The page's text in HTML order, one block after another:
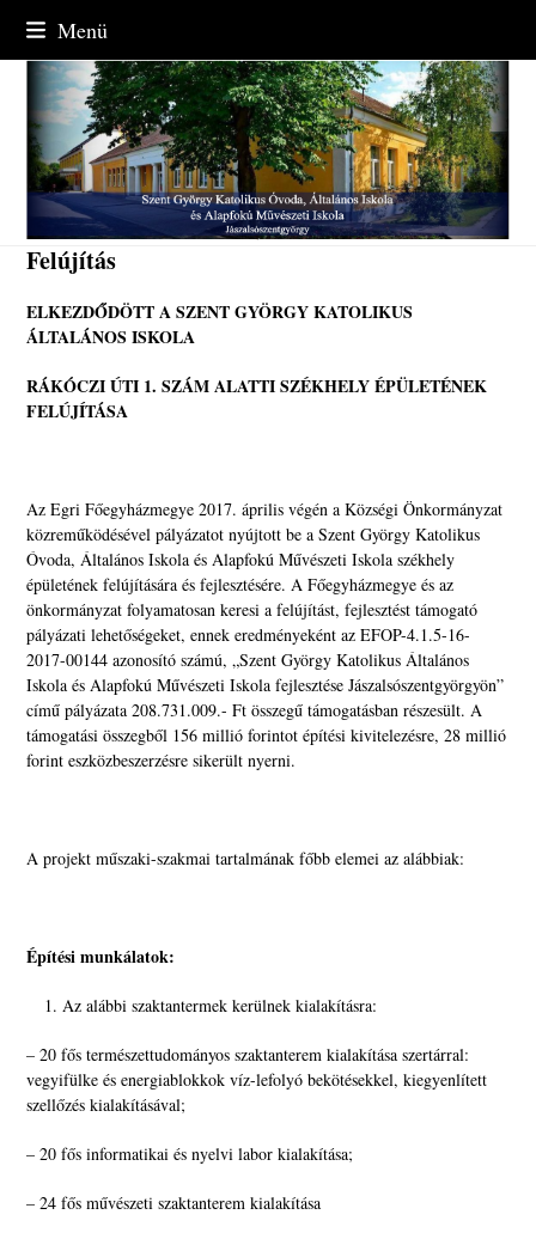
content
Menü
Felújítás
ELKEZDŐDÖTT A SZENT GYÖRGY KATOLIKUS
ÁLTALÁNOS ISKOLA
RÁKÓCZI ÚTI 1. SZÁM ALATTI SZÉKHELY ÉPÜLETÉNEK
FELÚJÍTÁSA
Az Egri Főegyházmegye 2017. április végén a Községi Önkormányzat
közreműködésével pályázatot nyújtott be a Szent György Katolikus
Óvoda, Általános Iskola és Alapfokú Művészeti Iskola székhely
épületének felújítására és fejlesztésére. A Főegyházmegye és az
önkormányzat folyamatosan keresi a felújítást, fejlesztést támogató
pályázati lehetőségeket, ennek eredményeként az EFOP-4.1.5-16-
2017-00144 azonosító számú, „Szent György Katolikus Általános
Iskola és Alapfokú Művészeti Iskola fejlesztése Jászalsószentgyörgyön”
című pályázata 208.731.009.- Ft összegű támogatásban részesült. A
támogatási összegből 156 millió forintot építési kivitelezésre, 28 millió
forint eszközbeszerzésre sikerült nyerni.
A projekt műszaki-szakmai tartalmának főbb elemei az alábbiak:
Építési munkálatok:
Az alábbi szaktantermek kerülnek kialakításra:
– 20 fős természettudományos szaktanterem kialakítása szertárral:
vegyifülke és energiablokkok víz-lefolyó bekötésekkel, kiegyenlített
szellőzés kialakításával;
– 20 fős informatikai és nyelvi labor kialakítása;
– 24 fős művészeti szaktanterem kialakítása